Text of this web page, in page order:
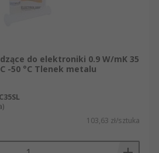
do elektroniki 0.9 W/mK 35
-50 °C Tlenek metalu
103,63 zł/sztuka